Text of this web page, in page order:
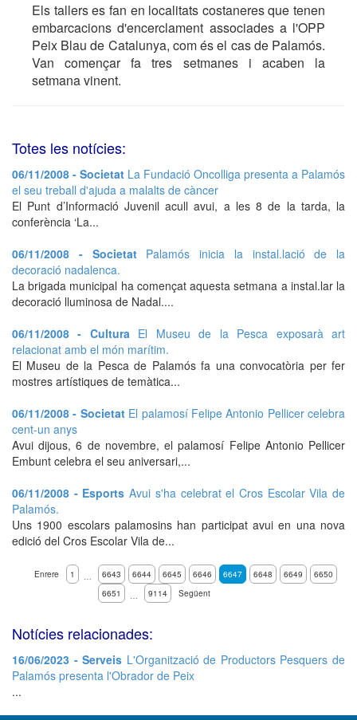
Els tallers es fan en localitats costaneres que tenen
embarcacions d'encerclament associades a l'OPP
Peix Blau de Catalunya, com és el cas de Palamós.
Van començar fa tres setmanes i acaben la
setmana vinent.
Totes les notícies:
06/11/2008 - Societat La Fundació Oncolliga presenta a Palamós
el seu treball d'ajuda a malalts de càncer
El Punt d’Informació Juvenil acull avui, a les 8 de la tarda, la
conferència ‘La...
06/11/2008 - Societat Palamós inicia la instal.lació de la
decoració nadalenca.
La brigada municipal ha començat aquesta setmana a instal.lar la
decoració lluminosa de Nadal....
06/11/2008 - Cultura El Museu de la Pesca exposarà art
relacionat amb el món marítim.
El Museu de la Pesca de Palamós fa una convocatòria per fer
mostres artístiques de temàtica...
06/11/2008 - Societat El palamosí Felipe Antonio Pellicer celebra
cent-un anys
Avui dijous, 6 de novembre, el palamosí Felipe Antonio Pellicer
Embunt celebra el seu aniversari,...
06/11/2008 - EsportsAvui s'ha celebrat el Cros Escolar Vila de
Palamós.
Uns 1900 escolars palamosins han participat avui en una nova
edició del Cros Escolar Vila de...
Enrere 1 … 6643 6644 6645 6646 6647 6648 6649
6650
6651
… 9114 Següent
Notícies relacionades:
16/06/2023 - Serveis L'Organització de Productors Pesquers de
Palamós presenta l'Obrador de Peix
...